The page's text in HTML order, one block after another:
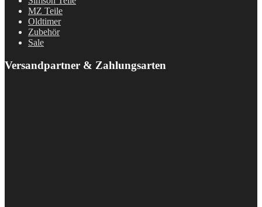
MZ Teile
Oldtimer
Zubehör
Sale
Versandpartner & Zahlungsarten